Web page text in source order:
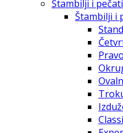
Štambilji i pečati
Štambilji i